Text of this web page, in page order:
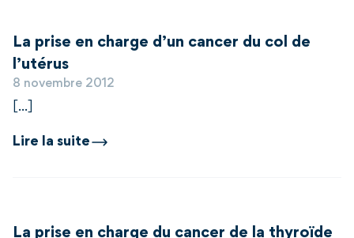
La prise en charge d’un cancer du col de
l’utérus
8 novembre 2012
[...]
Lire la suite
La prise en charge du cancer de la thyroïde